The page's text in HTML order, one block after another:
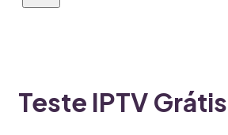
Teste IPTV